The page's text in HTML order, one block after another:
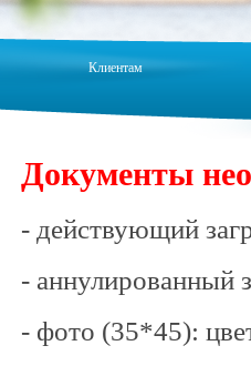
Клиентам
Документы
- действующий
- аннулированный
- фото (35*45):